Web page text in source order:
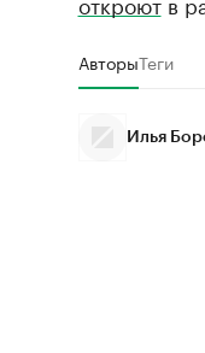
АвторыТеги
Илья